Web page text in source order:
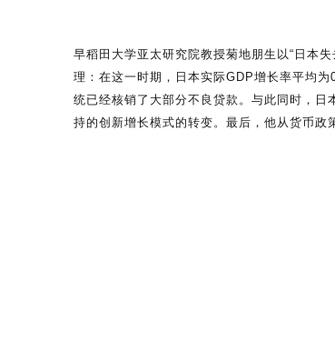
早稻田大学亚太研究院教授菊地朋生以“日本
理：在这一时期，日本实际GDP增长率平均
统已经核销了大部分不良贷款。与此同时，
持的创新增长模式的转变。最后，他从货币政